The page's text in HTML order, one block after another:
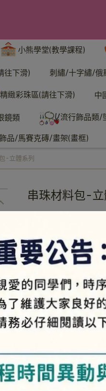
小熊學堂(教學課程)
往下滑) 刺繡/十字繡/俄
精緻彩珠區(請往下滑) 中
鏡類 流行飾品類/
品/馬賽克磚/畫架(畫框)
-立體系列
串珠材料包-立
串珠材料包-立
QQ小豬(2入)-立體